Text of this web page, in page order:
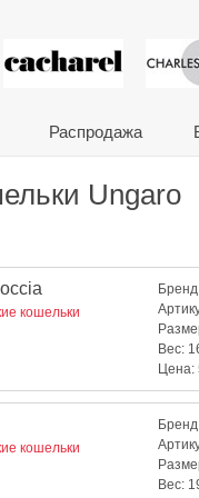
Распродажа
Ungaro
кошельки
Вес:
Цена:
кошельки
Вес: